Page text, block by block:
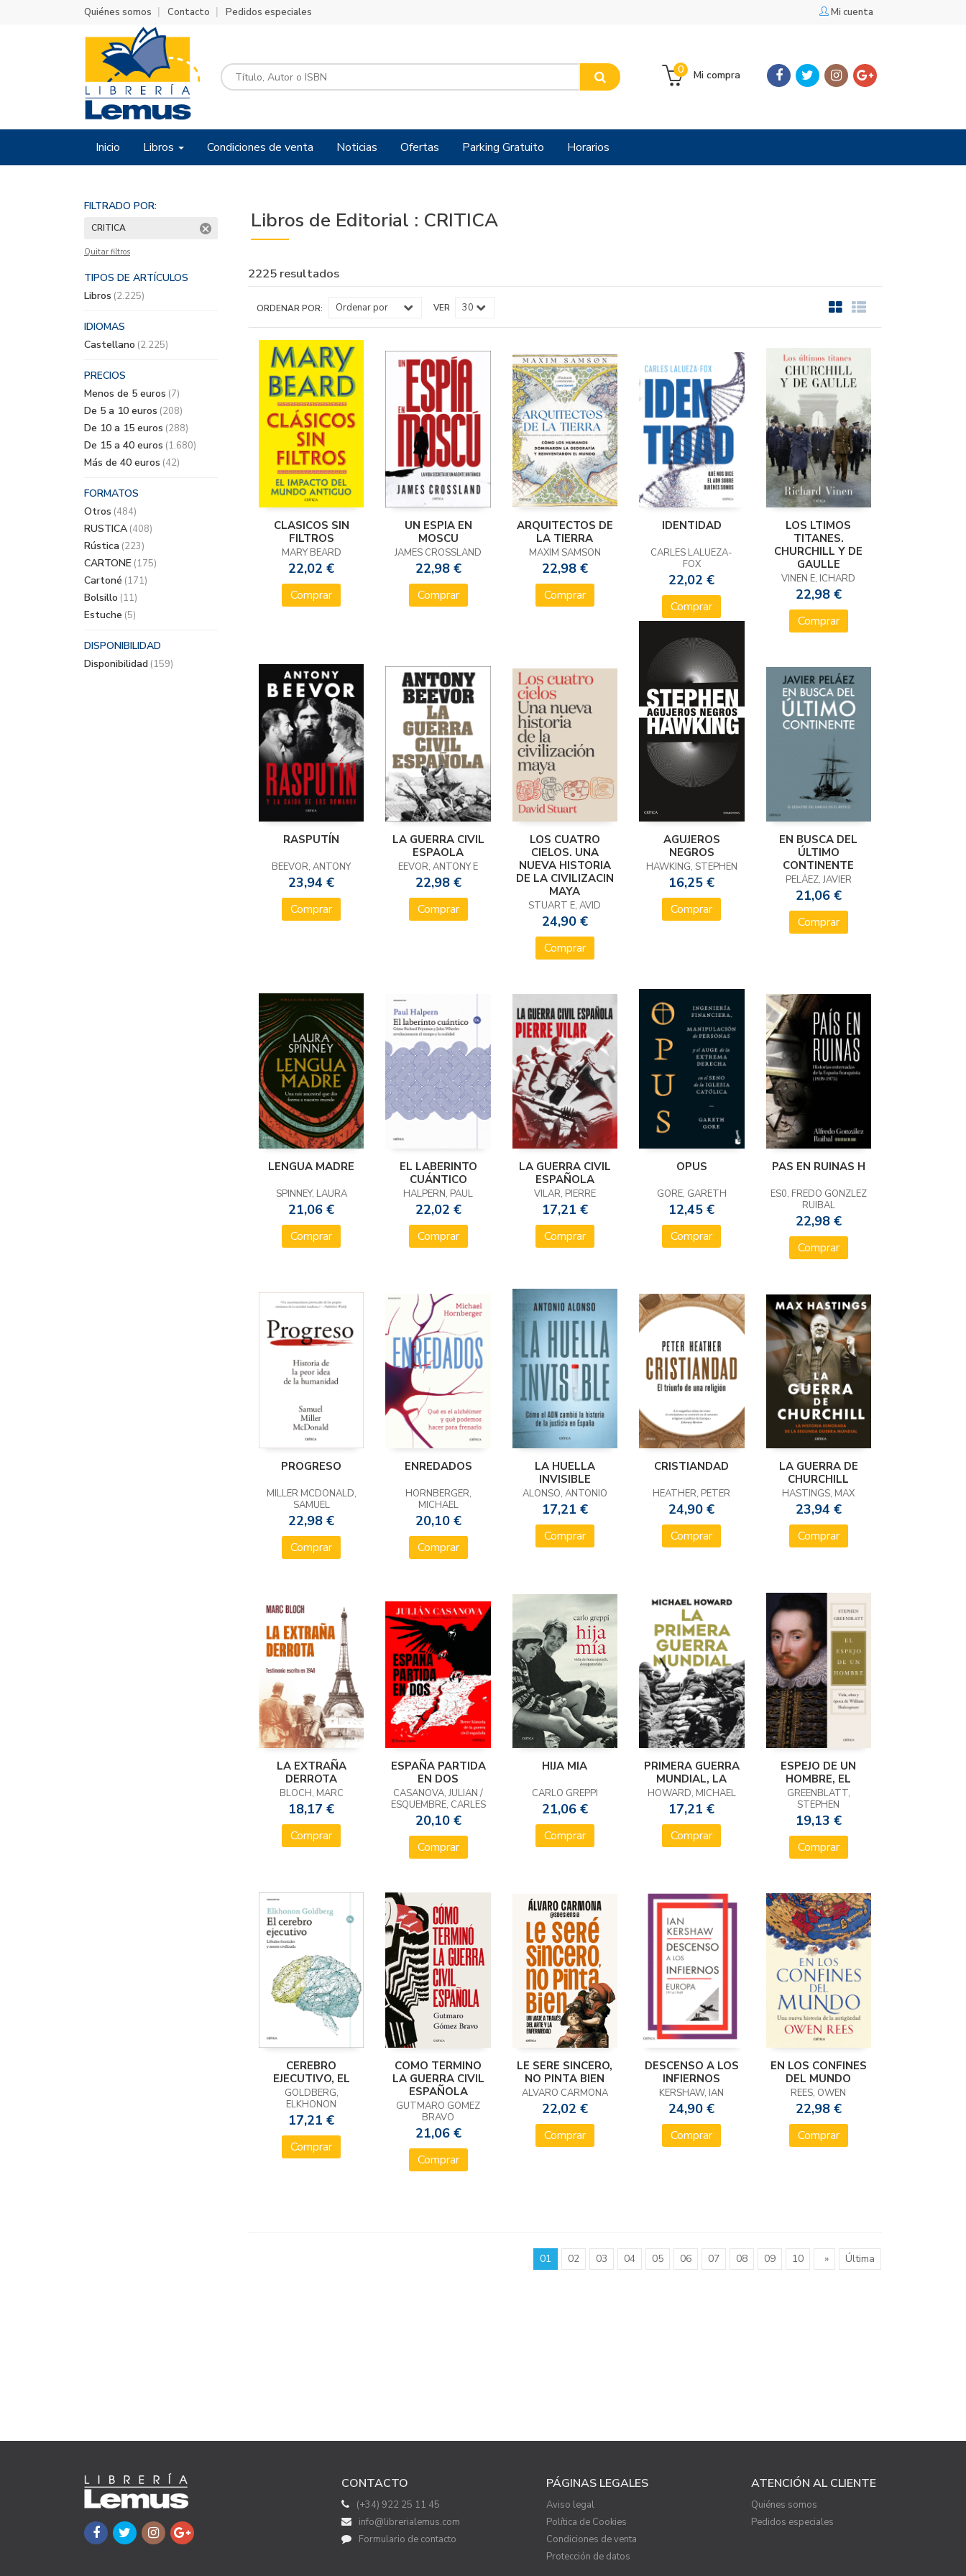
Mi cuenta
Quiénes somos Contacto Pedidos especiales
Mi compra
0
Inicio Libros Condiciones de venta Noticias Ofertas Parking Gratuito Horarios
Libros de Editorial : CRITICA
2225 resultados
ORDENAR POR: VER
CLASICOS SIN
FILTROS
MARY BEARD
22,02 €
Comprar
UN ESPIA EN
MOSCU
JAMES CROSSLAND
22,98 €
Comprar
ARQUITECTOS DE
LA TIERRA
MAXIM SAMSON
22,98 €
Comprar
IDENTIDAD
CARLES LALUEZA-
FOX
22,02 €
Comprar
LOS LTIMOS
TITANES.
CHURCHILL Y DE
GAULLE
VINEN E, ICHARD
22,98 €
Comprar
RASPUTÍN
BEEVOR, ANTONY
23,94 €
Comprar
LA GUERRA CIVIL
ESPAOLA
EEVOR, ANTONY E
22,98 €
Comprar
LOS CUATRO
CIELOS. UNA
NUEVA HISTORIA
DE LA CIVILIZACIN
MAYA
STUART E, AVID
24,90 €
Comprar
AGUJEROS
NEGROS
HAWKING, STEPHEN
16,25 €
Comprar
EN BUSCA DEL
ÚLTIMO
CONTINENTE
PELÁEZ, JAVIER
21,06 €
Comprar
LENGUA MADRE
SPINNEY, LAURA
21,06 €
Comprar
EL LABERINTO
CUÁNTICO
HALPERN, PAUL
22,02 €
Comprar
LA GUERRA CIVIL
ESPAÑOLA
VILAR, PIERRE
17,21 €
Comprar
OPUS
GORE, GARETH
12,45 €
Comprar
PAS EN RUINAS H
ES0, FREDO GONZLEZ
RUIBAL
22,98 €
Comprar
PROGRESO
MILLER MCDONALD,
SAMUEL
22,98 €
Comprar
ENREDADOS
HORNBERGER,
MICHAEL
20,10 €
Comprar
LA HUELLA
INVISIBLE
ALONSO, ANTONIO
17,21 €
Comprar
CRISTIANDAD
HEATHER, PETER
24,90 €
Comprar
LA GUERRA DE
CHURCHILL
HASTINGS, MAX
23,94 €
Comprar
LA EXTRAÑA
DERROTA
BLOCH, MARC
18,17 €
Comprar
ESPAÑA PARTIDA
EN DOS
CASANOVA, JULIAN /
ESQUEMBRE, CARLES
20,10 €
Comprar
HIJA MIA
CARLO GREPPI
21,06 €
Comprar
PRIMERA GUERRA
MUNDIAL, LA
HOWARD, MICHAEL
17,21 €
Comprar
ESPEJO DE UN
HOMBRE, EL
GREENBLATT,
STEPHEN
19,13 €
Comprar
CEREBRO
EJECUTIVO, EL
GOLDBERG,
ELKHONON
17,21 €
Comprar
COMO TERMINO
LA GUERRA CIVIL
ESPAÑOLA
GUTMARO GOMEZ
BRAVO
21,06 €
Comprar
LE SERE SINCERO,
NO PINTA BIEN
ALVARO CARMONA
22,02 €
Comprar
DESCENSO A LOS
INFIERNOS
KERSHAW, IAN
24,90 €
Comprar
EN LOS CONFINES
DEL MUNDO
REES, OWEN
22,98 €
Comprar
01 02 03 04 05 06 07 08 09 10 » Última
FILTRADO POR:
CRITICA
Quitar filtros
TIPOS DE ARTÍCULOS
Libros (2.225)
IDIOMAS
Castellano (2.225)
PRECIOS
Menos de 5 euros (7)
De 5 a 10 euros (208)
De 10 a 15 euros (288)
De 15 a 40 euros (1.680)
Más de 40 euros (42)
FORMATOS
Otros (484)
RUSTICA (408)
Rústica (223)
CARTONE (175)
Cartoné (171)
Bolsillo (11)
Estuche (5)
DISPONIBILIDAD
Disponibilidad (159)
CONTACTO
(+34) 922 25 11 45
info@librerialemus.com
Formulario de contacto
PÁGINAS LEGALES
Aviso legal
Política de Cookies
Condiciones de venta
Protección de datos
ATENCIÓN AL CLIENTE
Quiénes somos
Pedidos especiales